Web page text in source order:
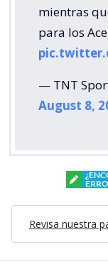
mientras
para los
— TNT
August 8,
Revisa nuestra